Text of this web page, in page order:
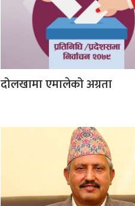
दोलखामा एमालेको अग्रता